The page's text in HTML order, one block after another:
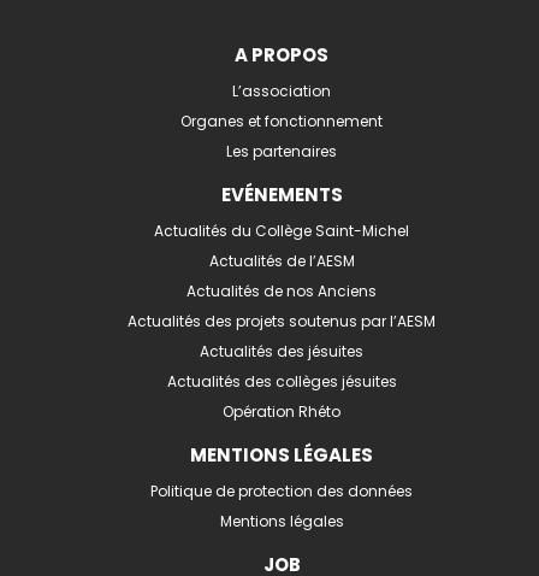
A PROPOS
L’association
Organes et fonctionnement
Les partenaires
EVÉNEMENTS
Actualités du Collège Saint-Michel
Actualités de l’AESM
Actualités de nos Anciens
Actualités des projets soutenus par l’AESM
Actualités des jésuites
Actualités des collèges jésuites
Opération Rhéto
MENTIONS LÉGALES
Politique de protection des données
Mentions légales
JOB